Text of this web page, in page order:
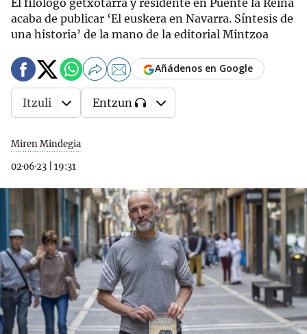
El filólogo getxotarra y residente en Puente la Reina
acaba de publicar ‘El euskera en Navarra. Síntesis de
una historia’ de la mano de la editorial Mintzoa
Miren Mindegia
02·06·23
19:31
Añádenos en Google
Itzuli Entzun